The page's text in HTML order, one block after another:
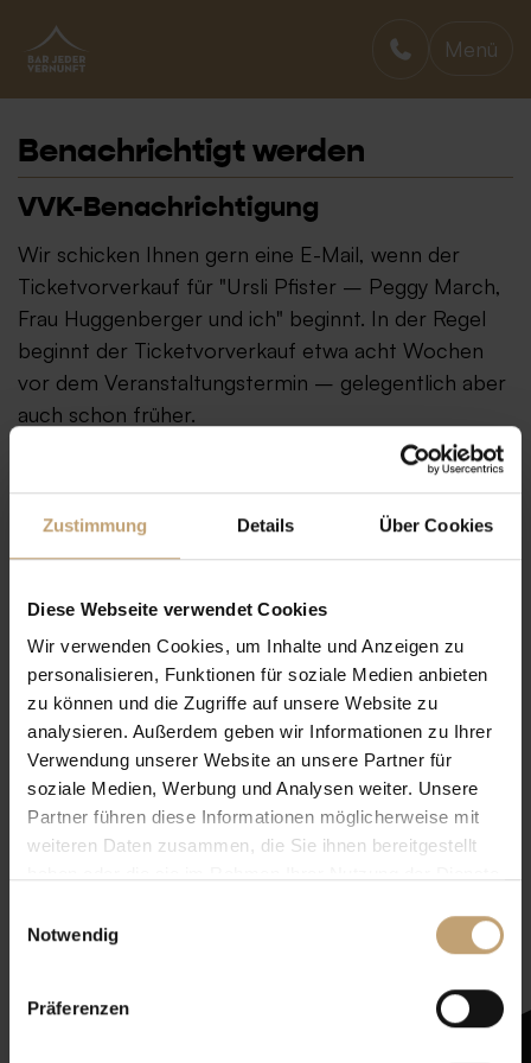
Zustimmung Details Über Cookies
Diese Webseite verwendet Cookies
Wir verwenden Cookies, um Inhalte und Anzeigen zu
personalisieren, Funktionen für soziale Medien anbieten
zu können und die Zugriffe auf unsere Website zu
analysieren. Außerdem geben wir Informationen zu Ihrer
Verwendung unserer Website an unsere Partner für
soziale Medien, Werbung und Analysen weiter. Unsere
Partner führen diese Informationen möglicherweise mit
weiteren Daten zusammen, die Sie ihnen bereitgestellt
Notwendig
Präferenzen
BAR JEDER VERNUNFT
Menü
Benachrichtigt werden
VVK-Benachrichtigung
Wir schicken Ihnen gern eine E-Mail, wenn der
Ticketvorverkauf für "Ursli Pfister – Peggy March,
Frau Huggenberger und ich" beginnt. In der Regel
beginnt der Ticketvorverkauf etwa acht Wochen
vor dem Veranstaltungstermin – gelegentlich aber
auch schon früher.
Newsletter mit
Zeltenheitswert
Newsletter abonnieren